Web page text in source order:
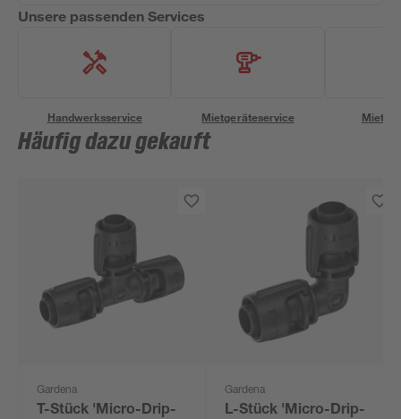
Unsere passenden Services
Handwerksservice Mietgeräteservice
Häufig dazu gekauft
Gardena
T-Stück 'Micro-Drip-
Gardena
L-Stück 'Micro-Drip-